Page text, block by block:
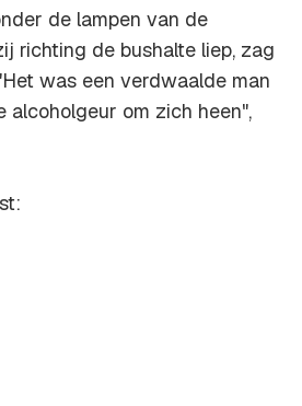
de lampen van de
richting de bushalte liep, zag
was een verdwaalde man
alcoholgeur om zich heen",